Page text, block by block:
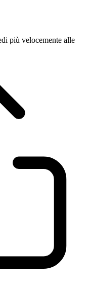
più velocemente alle